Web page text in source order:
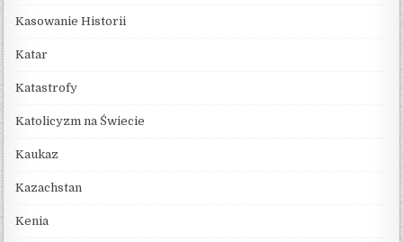
Kasowanie Historii
Katar
Katastrofy
Katolicyzm na Świecie
Kaukaz
Kazachstan
Kenia